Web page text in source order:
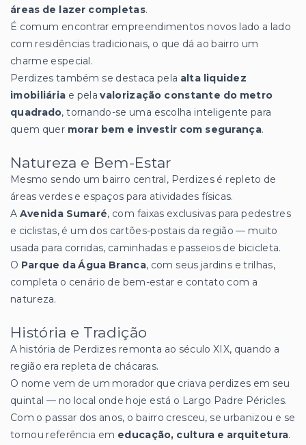
áreas de lazer completas.
É comum encontrar empreendimentos novos lado a lado
com residências tradicionais, o que dá ao bairro um
charme especial.
Perdizes também se destaca pela alta liquidez
imobiliária e pelavalorização constante do metro
quadrado, tornando-se uma escolha inteligente para
quem quer morar bem e investir com segurança.
Natureza e Bem-Estar
Mesmo sendo um bairro central, Perdizes é repleto de
áreas verdes e espaços para atividades físicas.
A Avenida Sumaré, com faixas exclusivas para pedestres
e ciclistas, é um dos cartões-postais da região — muito
usada para corridas, caminhadas e passeios de bicicleta.
O Parque da Água Branca, com seus jardins e trilhas,
completa o cenário de bem-estar e contato com a
natureza.
História e Tradição
A história de Perdizes remonta ao século XIX, quando a
região era repleta de chácaras.
O nome vem de um morador que criava perdizes em seu
quintal — no local onde hoje está o Largo Padre Péricles.
Com o passar dos anos, o bairro cresceu, se urbanizou e se
tornou referência em educação, cultura e arquitetura.